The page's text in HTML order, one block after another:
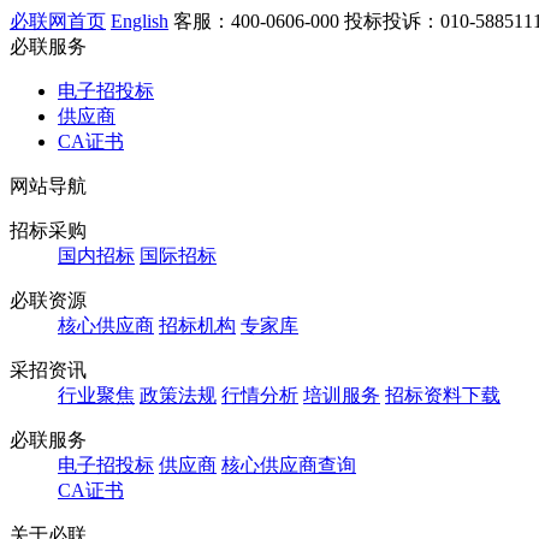
必联网首页 English 客服：400-0606-000 投标投诉：010-
必联服务
电子招投标
供应商
CA证书
网站导航
招标采购
国内招标 国际招标
必联资源
核心供应商 招标机构 专家库
采招资讯
行业聚焦 政策法规 行情分析 培训服务 招标资料下载
必联服务
电子招投标 供应商 核心供应商查询
CA证书
关于必联